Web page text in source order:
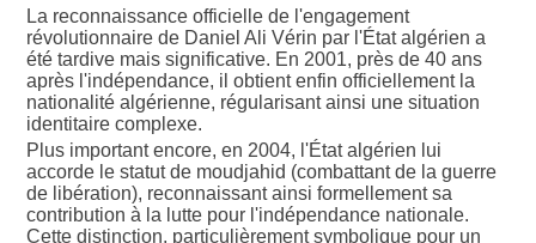
La reconnaissance officielle de l'engagement
révolutionnaire de Daniel Ali Vérin par l'État algérien a
été tardive mais significative. En 2001, près de 40 ans
après l'indépendance, il obtient enfin officiellement la
nationalité algérienne, régularisant ainsi une situation
identitaire complexe.
Plus important encore, en 2004, l'État algérien lui
accorde le statut de moudjahid (combattant de la guerre
de libération), reconnaissant ainsi formellement sa
contribution à la lutte pour l'indépendance nationale.
Cette distinction, particulièrement symbolique pour un